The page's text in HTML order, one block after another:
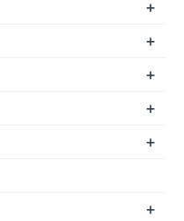
+
+
+
+
+
+